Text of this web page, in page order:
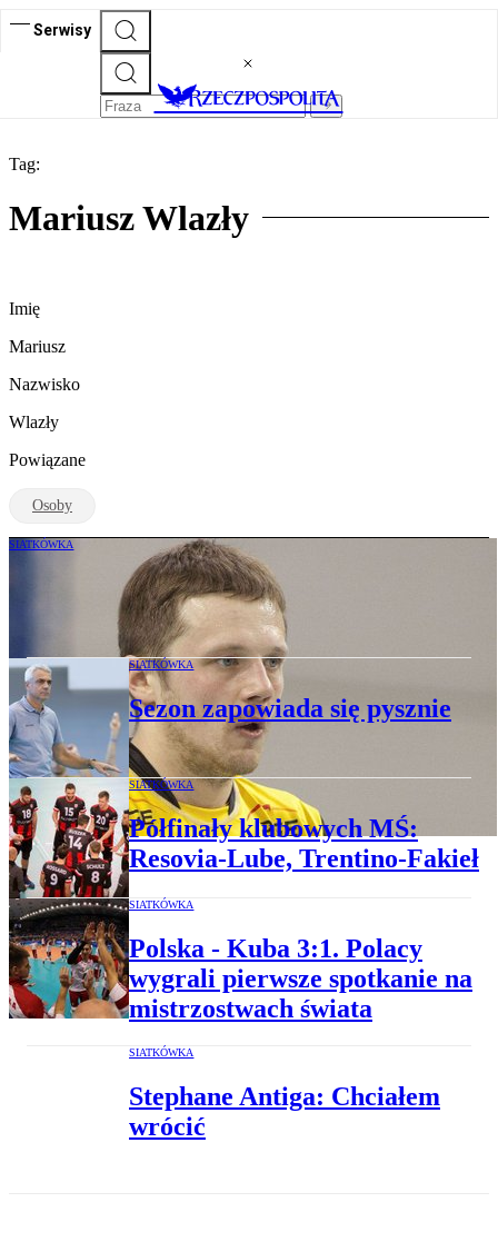
Serwisy
Tag:
Mariusz Wlazły
Imię
Mariusz
Nazwisko
Wlazły
Powiązane
Osoby
SIATKÓWKA
Paweł Woicki: Chcę jeszcze grać
SIATKÓWKA
Sezon zapowiada się pysznie
SIATKÓWKA
Półfinały klubowych MŚ:
Resovia-Lube, Trentino-Fakieł
SIATKÓWKA
Polska - Kuba 3:1. Polacy
wygrali pierwsze spotkanie na
mistrzostwach świata
SIATKÓWKA
Stephane Antiga: Chciałem
wrócić